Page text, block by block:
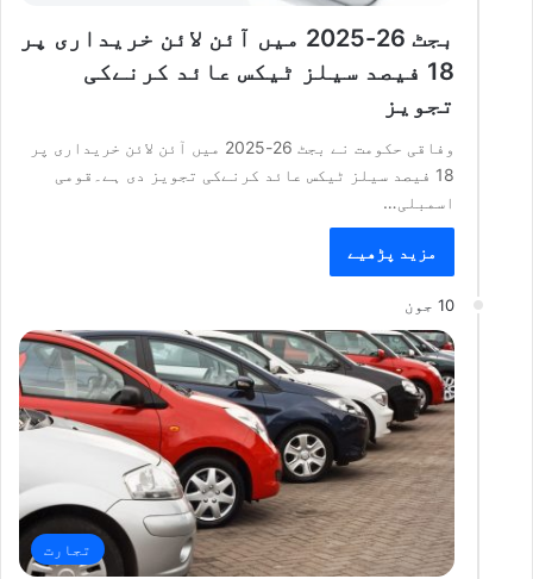
بجٹ 26-2025 میں آئن لائن خریداری پر
18 فیصد سیلز ٹیکس عائد کرنےکی
تجویز
وفاقی حکومت نے بجٹ 26-2025 میں آئن لائن خریداری پر
18 فیصد سیلز ٹیکس عائد کرنےکی تجویز دی ہے۔قومی
اسمبلی…
مزید پڑھیے
10 جون
تجارت